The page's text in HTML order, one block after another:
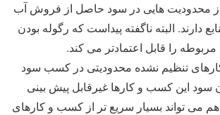
محدودیت هایی در سود حاصل از فروش آب
دارند. البته ناگفته پیداست که رگوله بودن
را قابل اعتمادتر می کند.
تنظیم نشده محدودیتی در کسب سود
سود این کسب و کارها غیرقابل پیش بینی
هم می تواند بسیار سریع تر از کسب و کارهای